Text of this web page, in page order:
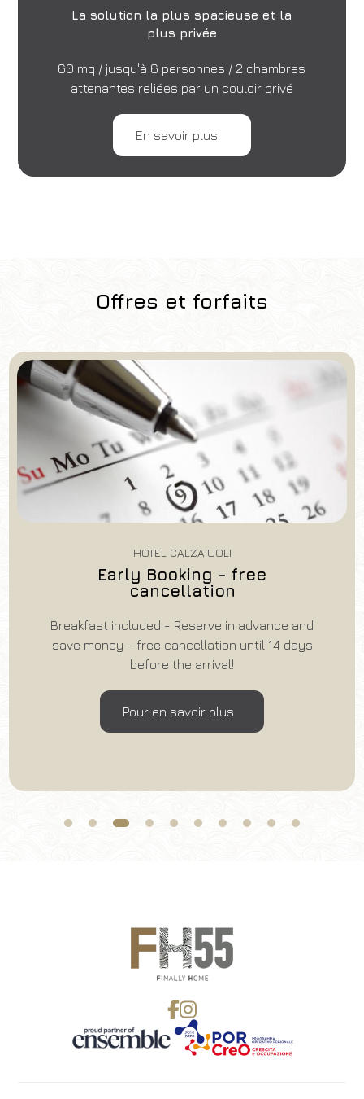
La solution la plus spacieuse et la
plus privée
60 mq / jusqu'à 6 personnes / 2 chambres
attenantes reliées par un couloir privé
En savoir plus
Offres et forfaits
HOTEL CALZAIUOLI
Early Booking - free
cancellation
Breakfast included - Reserve in advance and
save money - free cancellation until 14 days
before the arrival!
Pour en savoir plus